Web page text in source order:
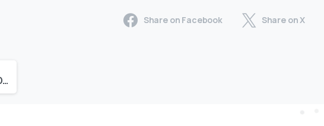
Share on Facebook Share on X
Almanya Uzman Doktor Denklik | Facharzt Anerkennung ve Deneyim Değerlendirmesi